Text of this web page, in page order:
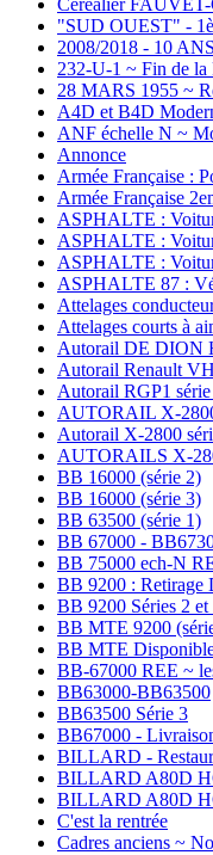
Céréalier
"SUD OUEST" -
2008/2018 - 10
232-U-1 ~ Fin de la
28 MARS 1955 ~
A4D et B4D
ANF échelle N ~
Annonce
Armée Française :
Armée Française
ASPHALTE :
ASPHALTE :
ASPHALTE :
ASPHALTE 87 :
Attelages
Attelages courts à
Autorail DE DION
Autorail Renault
Autorail RGP1 série
AUTORAIL X-
Autorail X-2800
AUTORAILS X-
BB 16000 (série 2)
BB 16000 (série 3)
BB 63500 (série 1)
BB 67000 -
BB 75000 ech-N
BB 9200 :
BB 9200 Séries 2 et
BB MTE 9200
BB MTE
BB-67000 REE ~
BB63000-BB63500
BB63500 Série 3
BB67000 -
BILLARD -
BILLARD A80D
BILLARD A80D
C'est la rentrée
Cadres anciens ~